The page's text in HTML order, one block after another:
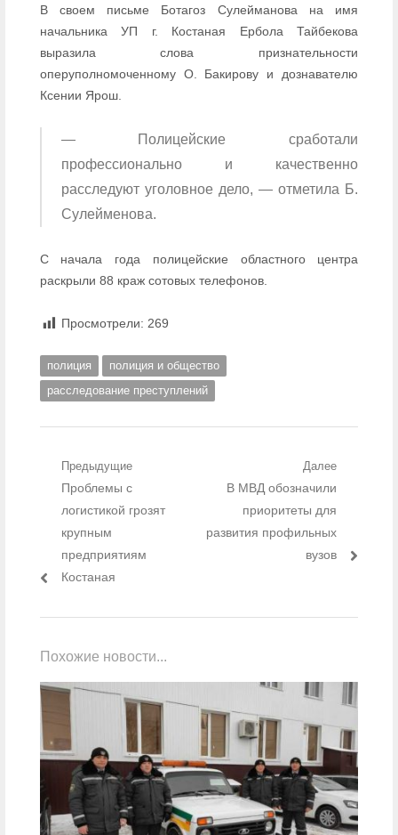
В своем письме Ботагоз Сулейманова на имя
начальника УП г. Костаная Ербола Тайбекова
выразила слова признательности
оперуполномоченному О. Бакирову и дознавателю
Ксении Ярош.
— Полицейские сработали
профессионально и качественно
расследуют уголовное дело, — отметила Б.
Сулейменова.
С начала года полицейские областного центра
раскрыли 88 краж сотовых телефонов.
Просмотрели: 269
полиция
полиция и общество
расследование преступлений
Навигация по записям
Предыдущие
Предыдущий пост:
Проблемы с
логистикой грозят
крупным
предприятиям
Костаная
Далее
Следующий пост:
В МВД обозначили
приоритеты для
развития профильных
вузов
Похожие новости...